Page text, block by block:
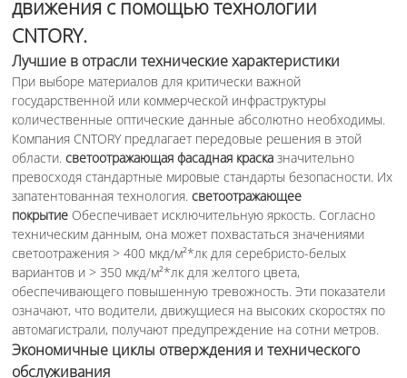
движения с помощью технологии
CNTORY.
Лучшие в отрасли технические характеристики
При выборе материалов для критически важной
государственной или коммерческой инфраструктуры
количественные оптические данные абсолютно необходимы.
Компания CNTORY предлагает передовые решения в этой
области.светоотражающая фасадная краска значительно
превосходя стандартные мировые стандарты безопасности. Их
запатентованная технология.светоотражающее
покрытие Обеспечивает исключительную яркость. Согласно
техническим данным, она может похвастаться значениями
светоотражения > 400 мкд/м²*лк для серебристо-белых
вариантов и > 350 мкд/м²*лк для желтого цвета,
обеспечивающего повышенную тревожность. Эти показатели
означают, что водители, движущиеся на высоких скоростях по
автомагистрали, получают предупреждение на сотни метров.
Экономичные циклы отверждения и технического
обслуживания